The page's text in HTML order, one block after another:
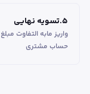
5
.تسویه نهایی
واریز مابه التفاوت
حساب مشتری